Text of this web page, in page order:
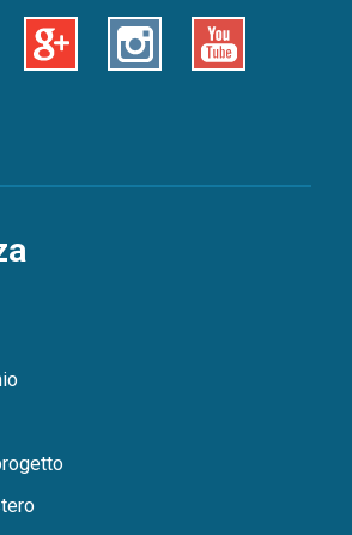
Google+ Instagram Youtube